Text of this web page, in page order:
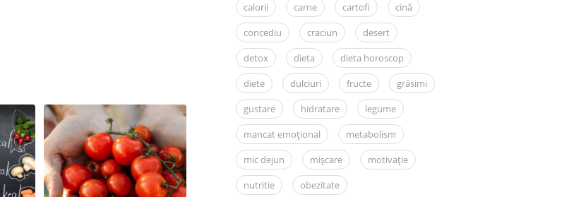
calorii
carne cartofi
cină
concediu
craciun
desert
detox
dieta
dieta horoscop
diete
dulciuri fructe
grăsimi
gustare
hidratare
legume
mancat emoțional
metabolism
mic dejun
mișcare
motivație
nutritie
obezitate